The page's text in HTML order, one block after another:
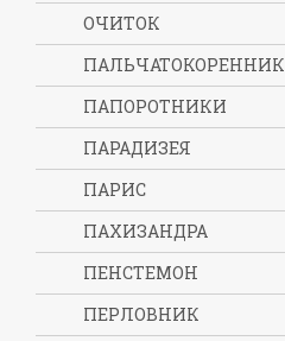
ОЧИТОК
ПАЛЬЧАТОКОРЕННИК
ПАПОРОТНИКИ
ПАРАДИЗЕЯ
ПАРИС
ПАХИЗАНДРА
ПЕНСТЕМОН
ПЕРЛОВНИК